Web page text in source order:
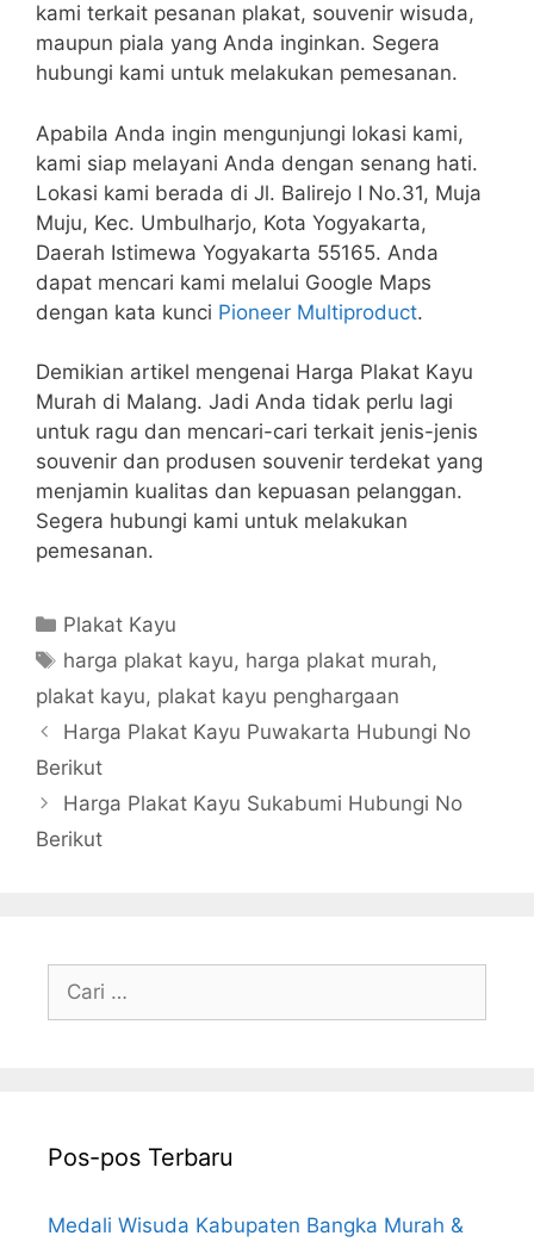
kami terkait pesanan plakat, souvenir wisuda,
maupun piala yang Anda inginkan. Segera
hubungi kami untuk melakukan pemesanan.
Apabila Anda ingin mengunjungi lokasi kami,
kami siap melayani Anda dengan senang hati.
Lokasi kami berada di Jl. Balirejo I No.31, Muja
Muju, Kec. Umbulharjo, Kota Yogyakarta,
Daerah Istimewa Yogyakarta 55165. Anda
dapat mencari kami melalui Google Maps
dengan kata kunci Pioneer Multiproduct.
Demikian artikel mengenai Harga Plakat Kayu
Murah di Malang. Jadi Anda tidak perlu lagi
untuk ragu dan mencari-cari terkait jenis-jenis
souvenir dan produsen souvenir terdekat yang
menjamin kualitas dan kepuasan pelanggan.
Segera hubungi kami untuk melakukan
pemesanan.
Kategori
Plakat Kayu
Tag
harga plakat kayu, harga plakat murah,
plakat kayu, plakat kayu penghargaan
Harga Plakat Kayu Puwakarta Hubungi No
Berikut
Harga Plakat Kayu Sukabumi Hubungi No
Berikut
Cari
Pos-pos Terbaru
Medali Wisuda Kabupaten Bangka Murah &